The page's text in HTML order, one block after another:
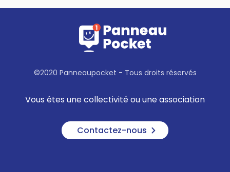
©2020 Panneaupocket - Tous droits réservés
Vous êtes une collectivité ou une association
Contactez-nous